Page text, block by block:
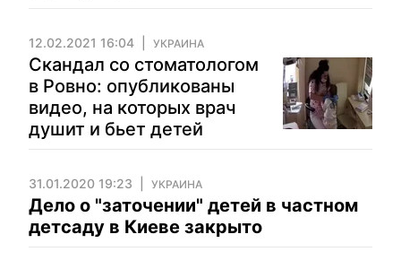
12.02.2021 16:04 УКРАИНА
Скандал со стоматологом
в Ровно: опубликованы
видео, на которых врач
душит и бьет детей
31.01.2020 19:23 УКРАИНА
Дело о "заточении" детей в частном
детсаду в Киеве закрыто